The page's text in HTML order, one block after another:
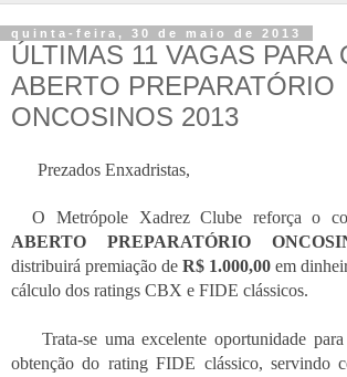
quinta-feira, 30 de maio de 2013
ÚLTIMAS 11 VAGAS PARA
ABERTO PREPARATÓRIO
Prezados Enxadristas,
O Metrópole Xadrez Clube reforça o
ABERTO PREPARATÓRIO
distribuirá premiação de R$ 1.000,00 em
cálculo dos ratings CBX e FIDE clássicos.
Trata-se uma excelente oportunidade
obtenção do rating FIDE clássico, servindo